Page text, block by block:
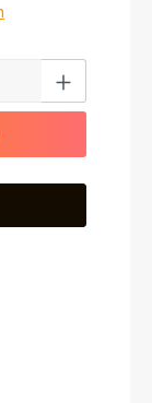
Wert ein